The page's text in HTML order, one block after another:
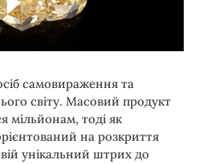
самовираження та
світу. Масовий продукт
мільйонам, тоді як
на розкриття
унікальний штрих до